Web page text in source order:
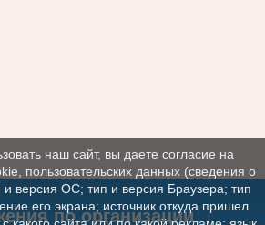
по организации
наш сайт, вы даете согласие на
пользовательских данных (сведения о
версия ОС; тип и версия Браузера; тип
его экрана; источник откуда пришел